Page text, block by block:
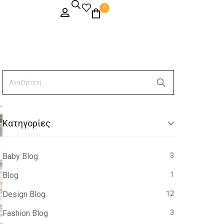
0
Kατηγορίες
Baby Blog 3
Blog 1
Design Blog 12
Fashion Blog 3